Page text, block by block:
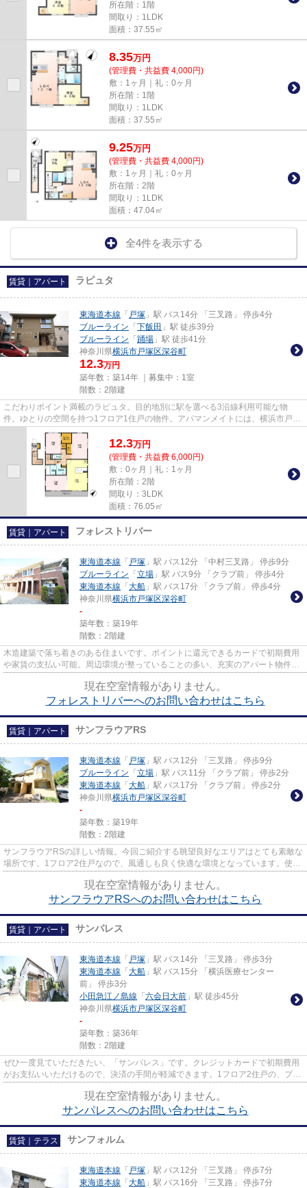
所在階：1階
間取り：1LDK
面積：37.55㎡
8.35万円
(管理費・共益費 4,000円)
敷：1ヶ月｜礼：0ヶ月
所在階：1階
間取り：1LDK
面積：37.55㎡
9.25万円
(管理費・共益費 4,000円)
敷：1ヶ月｜礼：0ヶ月
所在階：2階
間取り：1LDK
面積：47.04㎡
全4件を表示する
賃貸｜アパート ラピュタ
東海道本線 「 戸塚 」駅 バス14分 「三叉路」 停歩4分
ブルーライン 「 下飯田 」駅 徒歩39分
ブルーライン 「 踊場 」駅 徒歩41分
神奈川県横浜市戸塚区深谷町
12.3万円
築年数：築14年 ｜募集中： 1室
階数：2階建
こだわりポイント満載のラピュタ。目的地別に駅を選べる3沿線利用可能な物
件。ゆとりの空間を持つ1フロア1住戸の物件。アパマンメイトには、横浜市戸塚
区エリアの賃貸情報が豊富です。...
12.3万円
(管理費・共益費 6,000円)
敷：0ヶ月｜礼：1ヶ月
所在階：2階
間取り：3LDK
面積：76.05㎡
賃貸｜アパート フォレストリバー
東海道本線 「 戸塚 」駅 バス12分 「中村三叉路」 停歩9分
ブルーライン 「 立場 」駅 バス9分 「クラブ前」 停歩4分
東海道本線 「 大船 」駅 バス17分 「クラブ前」 停歩4分
神奈川県横浜市戸塚区深谷町
-
築年数：築19年
階数：2階建
木造建築で落ち着きのある住まいです。ポイントに還元できるカードで初期費用
や家賃の支払い可能。周辺環境が整っていることの多い、充実のアパート物件。
現在空室情報がありません。
フォレストリバーへのお問い合わせはこちら
賃貸｜アパート サンフラウアRS
東海道本線 「 戸塚 」駅 バス12分 「三叉路」 停歩9分
ブルーライン 「 立場 」駅 バス11分 「クラブ前」 停歩2分
東海道本線 「 大船 」駅 バス17分 「クラブ前」 停歩2分
神奈川県横浜市戸塚区深谷町
-
築年数：築19年
階数：2階建
サンフラウアRSの詳しい情報。今回ご紹介する眺望良好なエリアはとても素敵な
場所です。1フロア2住戸なので、風通しも良く快適な環境となっています。使い
現在空室情報がありません。
サンフラウアRSへのお問い合わせはこちら
賃貸｜アパート サンパレス
東海道本線 「 戸塚 」駅 バス14分 「三叉路」 停歩3分
東海道本線 「 大船 」駅 バス15分 「横浜医療センター
前」 停歩3分
小田急江ノ島線 「 六会日大前 」駅 徒歩45分
神奈川県横浜市戸塚区深谷町
-
築年数：築36年
階数：2階建
ぜひ一度見ていただきたい、「サンパレス」です。クレジットカードで初期費用
がお支払いいただけるので、決済の手間が軽減できます。1フロア2住戸の、プラ
現在空室情報がありません。
サンパレスへのお問い合わせはこちら
賃貸｜テラス サンフォルム
東海道本線 「 戸塚 」駅 バス12分 「三叉路」 停歩7分
東海道本線 「 大船 」駅 バス16分 「三叉路」 停歩7分